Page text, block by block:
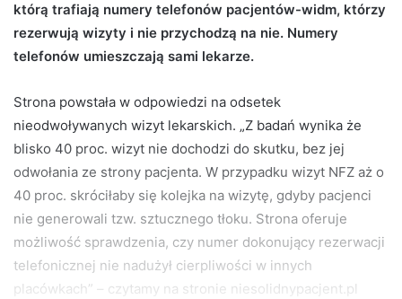
którą trafiają numery telefonów pacjentów-widm, którzy
rezerwują wizyty i nie przychodzą na nie. Numery
telefonów umieszczają sami lekarze.
Strona powstała w odpowiedzi na odsetek
nieodwoływanych wizyt lekarskich. „Z badań wynika że
blisko 40 proc. wizyt nie dochodzi do skutku, bez jej
odwołania ze strony pacjenta. W przypadku wizyt NFZ aż o
40 proc. skróciłaby się kolejka na wizytę, gdyby pacjenci
nie generowali tzw. sztucznego tłoku. Strona oferuje
możliwość sprawdzenia, czy numer dokonujący rezerwacji
telefonicznej nie nadużył cierpliwości w innych
placówkach” – czytamy na stronie niesolidnypacjent.pl